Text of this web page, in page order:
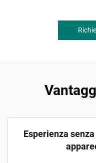
Esperienza